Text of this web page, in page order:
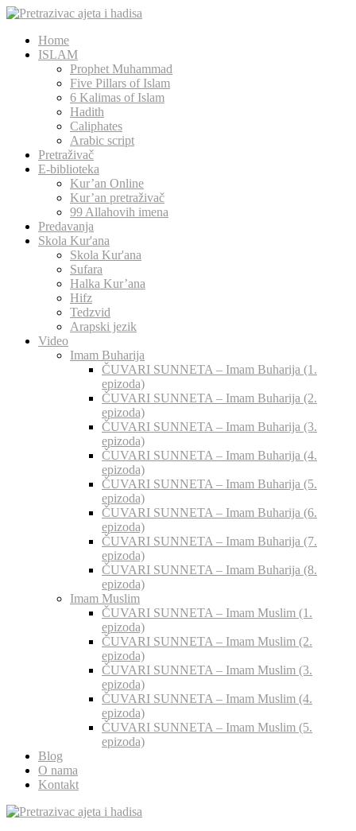
Home
ISLAM
Prophet Muhammad
Five Pillars of Islam
6 Kalimas of Islam
Hadith
Caliphates
Arabic script
Pretraživač
E-biblioteka
Kur’an Online
Kur’an pretraživač
99 Allahovih imena
Predavanja
Skola Kur'ana
Skola Kur'ana
Sufara
Halka Kur’ana
Hifz
Tedzvid
Arapski jezik
Video
Imam Buharija
ČUVARI SUNNETA – Imam Buharija (1.
epizoda)
ČUVARI SUNNETA – Imam Buharija (2.
epizoda)
ČUVARI SUNNETA – Imam Buharija (3.
epizoda)
ČUVARI SUNNETA – Imam Buharija (4.
epizoda)
ČUVARI SUNNETA – Imam Buharija (5.
epizoda)
ČUVARI SUNNETA – Imam Buharija (6.
epizoda)
ČUVARI SUNNETA – Imam Buharija (7.
epizoda)
ČUVARI SUNNETA – Imam Buharija (8.
epizoda)
Imam Muslim
ČUVARI SUNNETA – Imam Muslim (1.
epizoda)
ČUVARI SUNNETA – Imam Muslim (2.
epizoda)
ČUVARI SUNNETA – Imam Muslim (3.
epizoda)
ČUVARI SUNNETA – Imam Muslim (4.
epizoda)
ČUVARI SUNNETA – Imam Muslim (5.
epizoda)
Blog
O nama
Kontakt